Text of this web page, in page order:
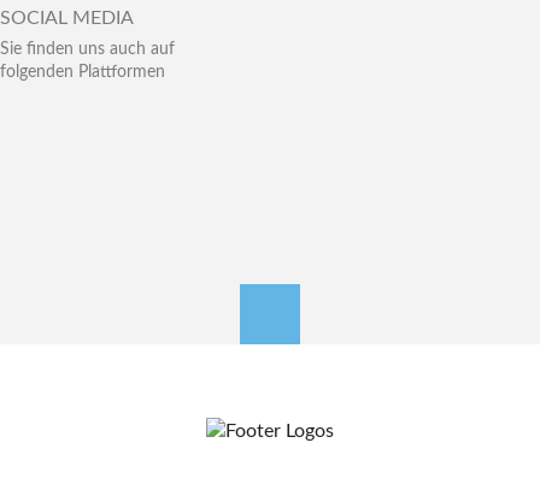
SOCIAL MEDIA
Sie finden uns auch auf
folgenden Plattformen